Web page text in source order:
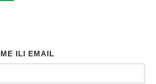
ILI EMAIL